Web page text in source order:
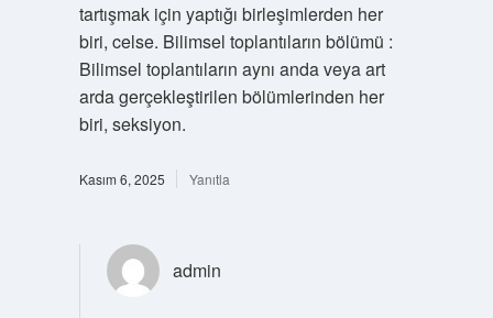
tartışmak için yaptığı birleşimlerden her
biri, celse. Bilimsel toplantıların bölümü :
Bilimsel toplantıların aynı anda veya art
arda gerçekleştirilen bölümlerinden her
biri, seksiyon.
Kasım 6, 2025 Yanıtla
admin